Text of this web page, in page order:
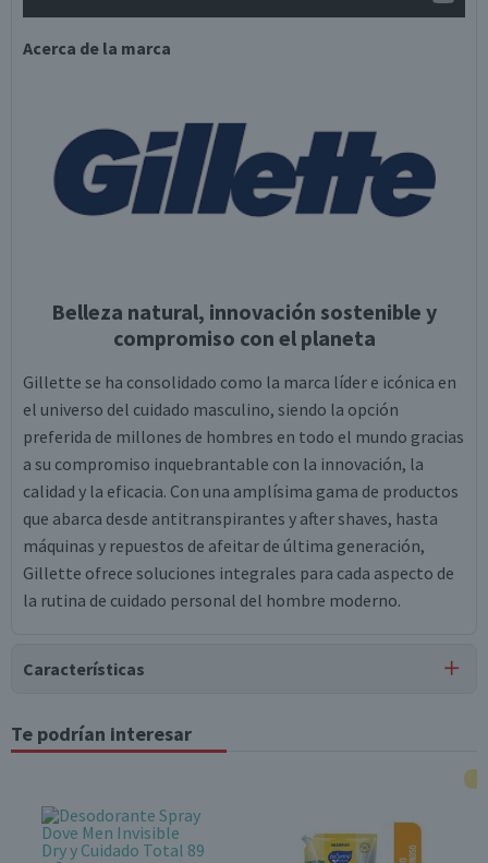
Acerca de la marca
Belleza natural, innovación sostenible y
compromiso con el planeta
Gillette se ha consolidado como la marca líder e icónica en
el universo del cuidado masculino, siendo la opción
preferida de millones de hombres en todo el mundo gracias
a su compromiso inquebrantable con la innovación, la
calidad y la eficacia. Con una amplísima gama de productos
que abarca desde antitranspirantes y after shaves, hasta
máquinas y repuestos de afeitar de última generación,
Gillette ofrece soluciones integrales para cada aspecto de
la rutina de cuidado personal del hombre moderno.
Características
Tipo de Producto
Repuestos Máquinas de Afeitar
4 unidades
Garantía Mínima Legal
Te podrían interesar